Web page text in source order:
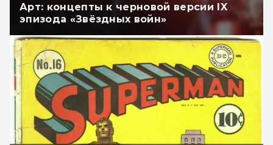
Арт: концепты к черновой версии IX
эпизода «Звёздных войн»